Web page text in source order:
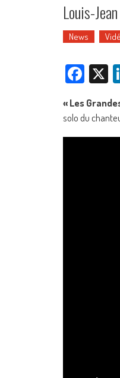
Louis-
News
X
« Les
solo du